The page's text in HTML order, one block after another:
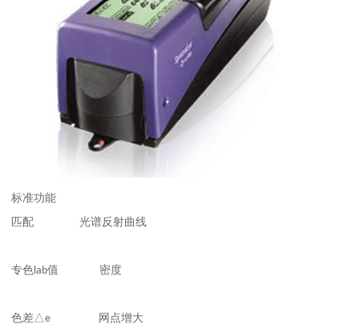
标准功能
匹配
光谱反射曲线
专色lab值 密度
色差△e 网点增大